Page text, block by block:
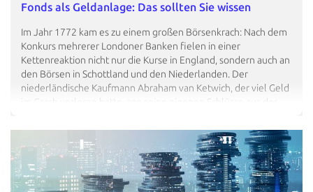
Fonds als Geldanlage: Das sollten Sie wissen
Im Jahr 1772 kam es zu einem großen Börsenkrach: Nach dem
Konkurs mehrerer Londoner Banken fielen in einer
Kettenreaktion nicht nur die Kurse in England, sondern auch an
den Börsen in Schottland und den Niederlanden. Der
niederländische Kaufmann Abraham van Ketwich, der viel Geld
im Crash verloren hatte, zog seine eigenen Schlüsse aus der
Privatanlegern mit geringen Mitteln die Möglichkeit hatten, ihr
Risiko breit zu streuen und somit besser gegen den nächsten
Börsenkrach gewappnet zu sein. 1774 legte er deshalb ein
Finanzprodukt auf, das in die verschiedensten Anleihen (auch
Renten…